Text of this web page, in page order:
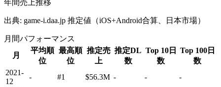
年間売上推移
出典: game-i.daa.jp 推定値（iOS+Android合算、日本市場）
月間パフォーマンス
月
平均順
位
最高順
位
推定売
上
推定DL
数
Top 10日
数
Top 100日
数
2021-
12
- #1 $56.3M - -
-